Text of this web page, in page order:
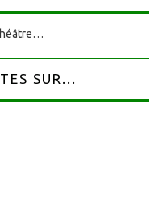
SUR...